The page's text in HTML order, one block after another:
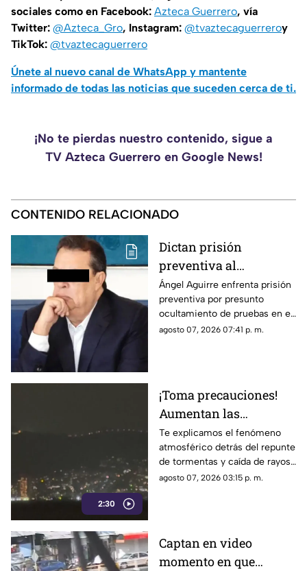
sociales como en Facebook: Azteca Guerrero, vía
Twitter: @Azteca_Gro, Instagram: @tvaztecaguerreroy
TikTok: @tvaztecaguerrero
Únete al nuevo canal de WhatsApp y mantente
informado de todas las noticias que suceden cerca de ti.
¡No te pierdas nuestro contenido, sigue a
TV Azteca Guerrero en Google News!
CONTENIDO RELACIONADO
Dictan prisión
preventiva al
exgobernador Ángel
Aguirre por presunto
ocultamiento de
pruebas en el caso
Ángel Aguirre enfrenta prisión
preventiva por presunto
ocultamiento de pruebas en el
caso de los 43 normalistas de
agosto 07, 2026 07:41 p. m.
2:30
¡Toma precauciones!
Aumentan las
tormentas eléctricas y
lluvias intensas en
Acapulco
Te explicamos el fenómeno
atmosférico detrás del repunte
de tormentas y caída de rayos
en el puerto.
agosto 07, 2026 03:15 p. m.
Captan en video
momento en que